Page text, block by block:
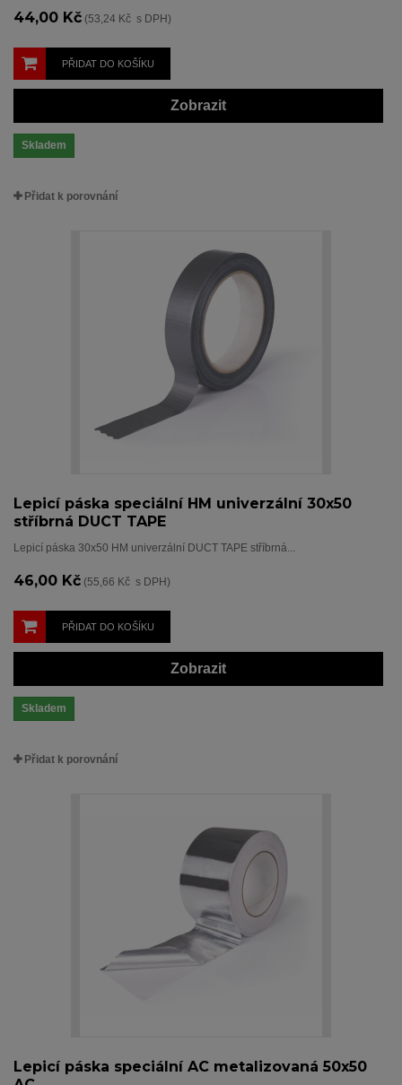
44,00 Kč (53,24 Kč s DPH)
PŘIDAT DO KOŠÍKU
Zobrazit
Skladem
Přidat k porovnání
Lepicí páska speciální HM univerzální 30x50
stříbrná DUCT TAPE
Lepicí páska 30x50 HM univerzální DUCT TAPE stříbrná...
46,00 Kč (55,66 Kč s DPH)
PŘIDAT DO KOŠÍKU
Zobrazit
Skladem
Přidat k porovnání
Lepicí páska speciální AC metalizovaná 50x50